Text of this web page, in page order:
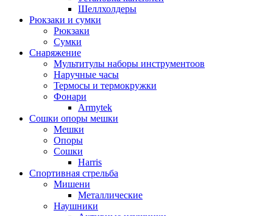
Шеллхолдеры
Рюкзаки и сумки
Рюкзаки
Сумки
Снаряжение
Мультитулы наборы инструментоов
Наручные часы
Термосы и термокружки
Фонари
Armytek
Сошки опоры мешки
Мешки
Опоры
Сошки
Harris
Спортивная стрельба
Мишени
Металлические
Наушники